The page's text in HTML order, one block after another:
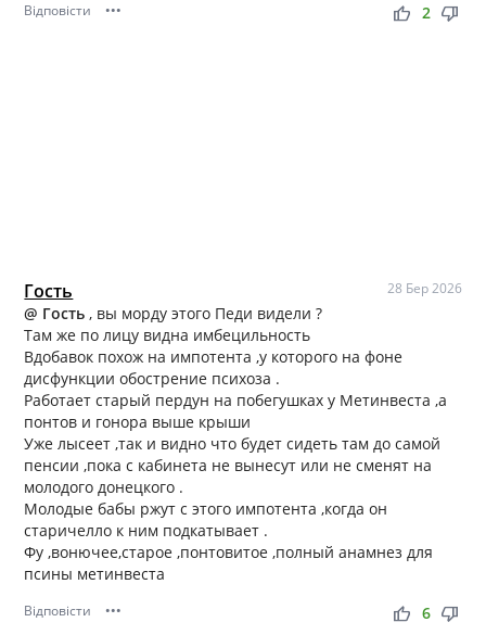
Відповісти ••• thumb_up thumb_down
2
Гость 28 Бер 2026
@ Гость, вы морду этого Педи видели ?
Там же по лицу видна имбецильность
Вдобавок похож на импотента ,у которого на фоне
дисфункции обострение психоза .
Работает старый пердун на побегушках у Метинвеста ,а
понтов и гонора выше крыши
Уже лысеет ,так и видно что будет сидеть там до самой
пенсии ,пока с кабинета не вынесут или не сменят на
молодого донецкого .
Молодые бабы ржут с этого импотента ,когда он
старичелло к ним подкатывает .
Фу ,вонючее,старое ,понтовитое ,полный анамнез для
псины метинвеста
Відповісти ••• thumb_up thumb_down
6